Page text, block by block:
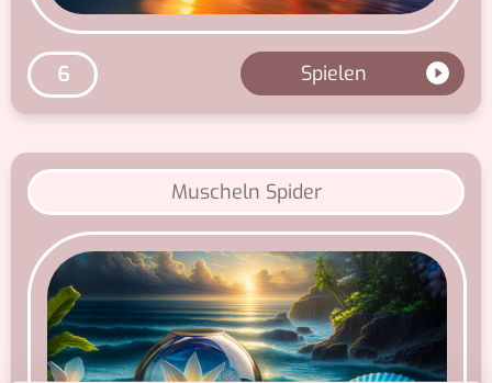
6 Spielen
Muscheln Spider